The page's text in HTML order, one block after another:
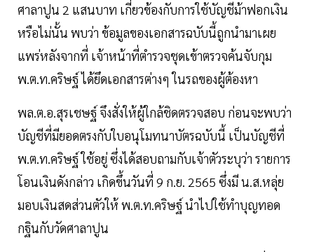
ศาลาปูน 2 แสนบาท เกี่ยวข้องกับการใช้บัญชีม้าฟอกเงิน
หรือไม่นั้น พบว่า ข้อมูลของเอกสารฉบับนี้ถูกนำมาเผย
แพร่หลังจากที่ เจ้าหน้าที่ตำรวจชุดเข้าตรวจค้นจับกุม
พ.ต.ท.คริษฐ์ ได้ยึดเอกสารต่างๆ ในรถของผู้ต้องหา
พล.ต.อ.สุรเชษฐ์ จึงสั่งให้ผู้ใกล้ชิดตรวจสอบ ก่อนจะพบว่า
บัญชีที่มียอดตรงกับใบอนุโมทนาบัตรฉบับนี้ เป็นบัญชีที่
พ.ต.ท.คริษฐ์ ใช้อยู่ ซึ่งได้สอบถามกับเจ้าตัวระบุว่า รายการ
โอนเงินดังกล่าว เกิดขึ้นวันที่ 9 ก.ย. 2565 ซึ่งมี น.ส.หลุ่ย
มอบเงินสดส่วนตัวให้ พ.ต.ท.คริษฐ์ นำไปใช้ทำบุญทอด
กฐินกับวัดศาลาปูน